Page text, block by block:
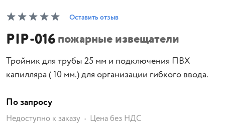
Оставить отзыв
PIP-016пожарные извещатели
Тройник для трубы 25 мм и подключения ПВХ
капилляра ( 10 мм.) для организации гибкого ввода.
По запросу
Недоступно к заказу Цена без НДС